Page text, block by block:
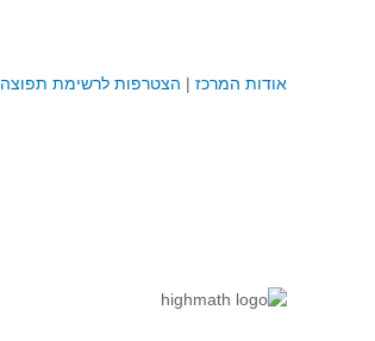
אודות המרכז | הצטרפות לרשימת תפוצה